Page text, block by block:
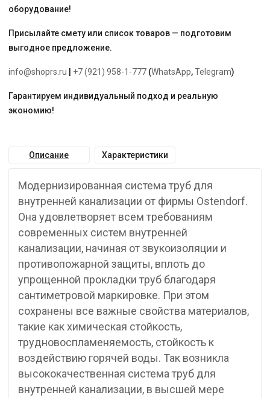
оборудование!
Присылайте смету или список товаров — подготовим
выгодное предложение.
info@shoprs.ru +7 (921) 958-1-777 (WhatsApp,Telegram)
Гарантируем индивидуальный подход и реальную
экономию!
Описание Характеристики
Модернизированная система труб для
внутренней канализации от фирмы Ostendorf.
Она удовлетворяет всем требованиям
современных систем внутренней
канализации, начиная от звукоизоляции и
противопожарной защиты, вплоть до
упрощенной прокладки труб благодаря
сантиметровой маркировке. При этом
сохранены все важные свойства материалов,
такие как химическая стойкость,
трудновоспламеняемость, стойкость к
воздействию горячей воды. Так возникла
высококачественная система труб для
внутренней канализации, в высшей мере